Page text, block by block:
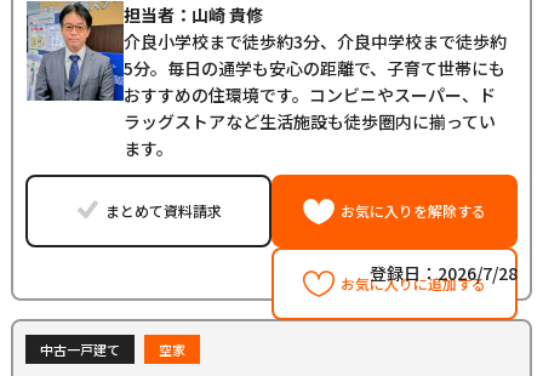
担当者：山崎 貴修
介良小学校まで徒歩約3分、介良中学校まで徒歩約
5分。毎日の通学も安心の距離で、子育て世帯にも
おすすめの住環境です。コンビニやスーパー、ド
ラッグストアなど生活施設も徒歩圏内に揃ってい
ます。
まとめて資料請求 お気に入りを解除する
お気に入りに追加する
登録日：2026/7/28
中古一戸建て 空家